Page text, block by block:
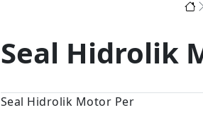
Seal Hidrolik
Seal Hidrolik Motor Per